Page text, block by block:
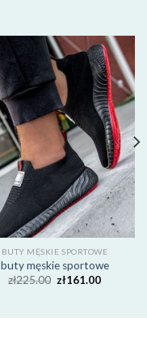
BUTY MĘSKIE SPORTOWE
buty męskie sportowe
zł225.00 zł161.00